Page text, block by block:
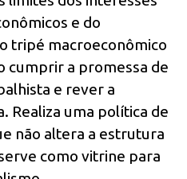
e do
tripé macroeconômico
cumprir a promessa de
e rever a
Realiza uma política de
não altera a estrutura
como vitrine para